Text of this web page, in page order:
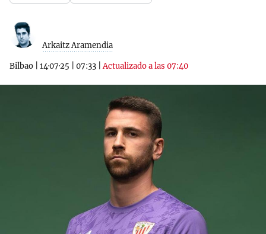
Arkaitz Aramendia
Bilbao 14·07·25 07:33 |Actualizado a las 07:40